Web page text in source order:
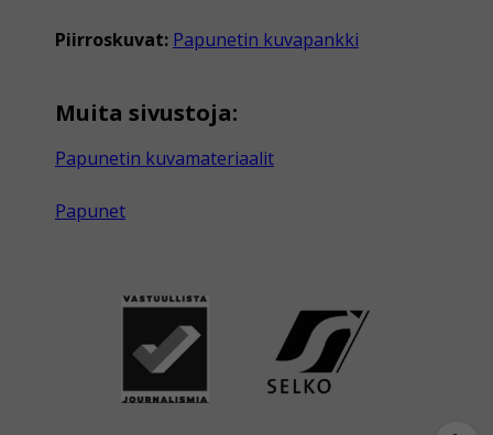
Piirroskuvat: Papunetin kuvapankki
Muita sivustoja:
Papunetin kuvamateriaalit
Papunet